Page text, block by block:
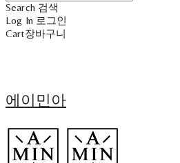
Search 검색
Log In 로그인
Cart장바구니
에이민아